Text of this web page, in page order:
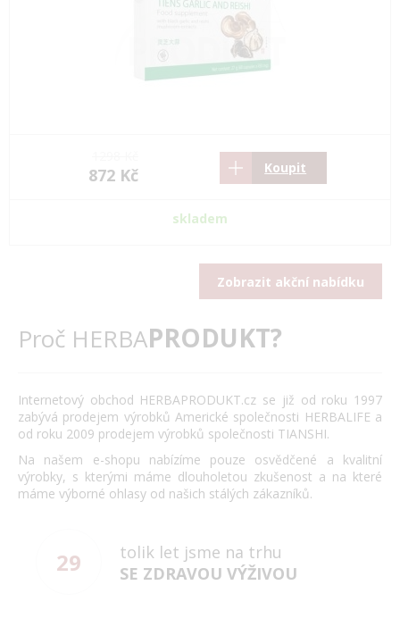
872 Kč Koupit
skladem
Zobrazit akční nabídku
Proč HERBAPRODUKT?
Internetový obchod HERBAPRODUKT.cz se již od roku 1997
zabývá prodejem výrobků Americké společnosti HERBALIFE a
od roku 2009 prodejem výrobků společnosti TIANSHI.
Na našem e-shopu nabízíme pouze osvědčené a kvalitní
výrobky, s kterými máme dlouholetou zkušenost a na které
máme výborné ohlasy od našich stálých zákazníků.
29
tolik let jsme na trhu
SE ZDRAVOU VÝŽIVOU